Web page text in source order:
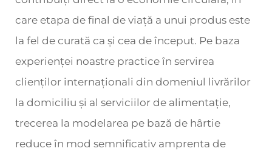
care etapa de final de viață a unui produs este
la fel de curată ca și cea de început. Pe baza
experienței noastre practice în servirea
clienților internaționali din domeniul livrărilor
la domiciliu și al serviciilor de alimentație,
trecerea la modelarea pe bază de hârtie
reduce în mod semnificativ amprenta de